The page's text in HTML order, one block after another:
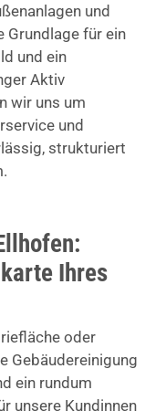
und
Grundlage für ein
und ein
Aktiv
wir uns um
und
strukturiert
Ihres
oder
Gebäudereinigung
ein rundum
unsere Kundinnen